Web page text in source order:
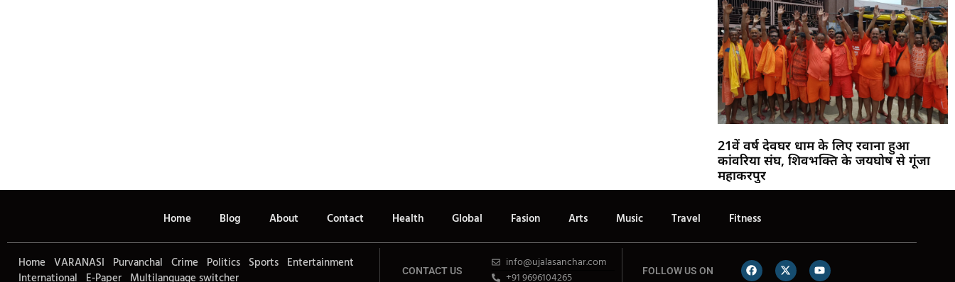
21वें वर्ष देवघर धाम के लिए रवाना हुआ
कांवरिया संघ, शिवभक्ति के जयघोष से गूंजा
महाकरपुर
Home Blog About Contact Health Global Fasion Arts Music Travel Fitness
Home VARANASI Purvanchal Crime Politics Sports Entertainment
International E-Paper Multilanguage switcher CONTACT US
info@ujalasanchar.com
+91 9696104265
FOLLOW US ON